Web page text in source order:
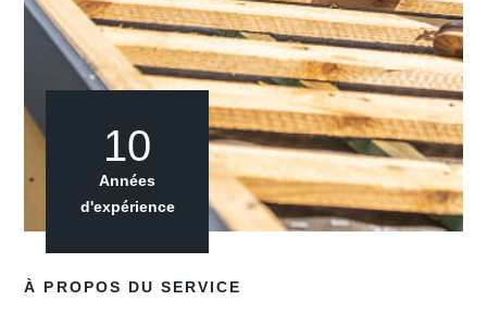
À PROPOS DU SERVICE
10
Années
d'expérience